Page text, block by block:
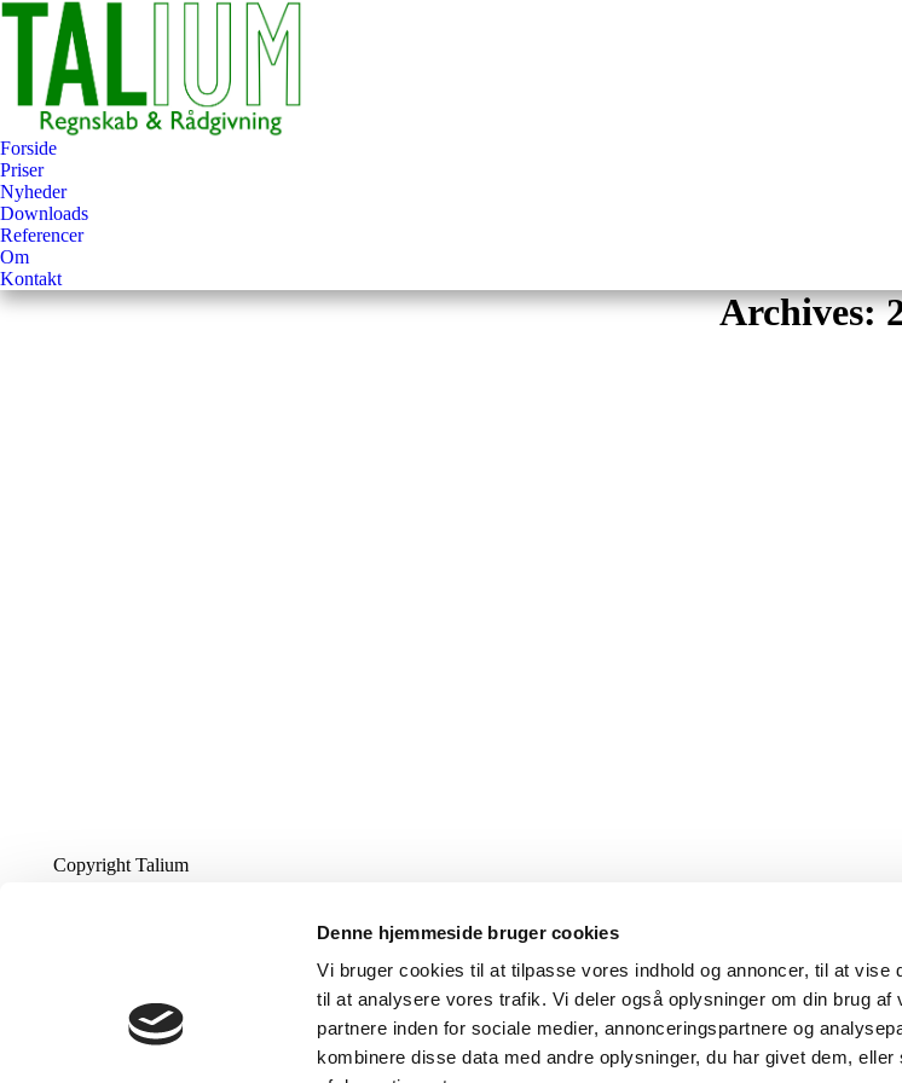
Denne hjemmeside bruger cookies
Vi bruger cookies til at tilpasse vores indhold og annoncer, til at vise
til at analysere vores trafik. Vi deler også oplysninger om din brug af
partnere inden for sociale medier, annonceringspartnere og
kombinere disse data med andre oplysninger, du har givet dem,
Forside
Priser
Nyheder
Downloads
Referencer
Om
Kontakt
Archives:
Copyright Talium